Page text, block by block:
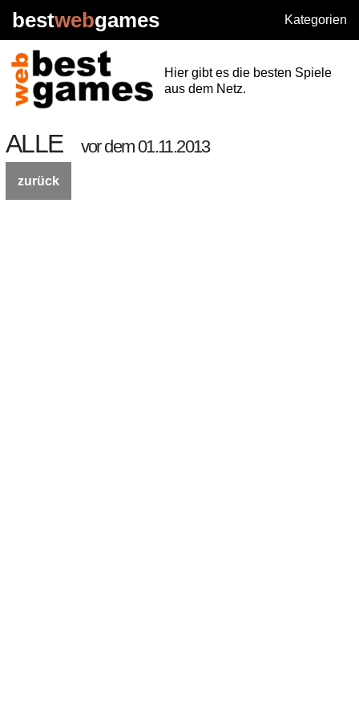
bestwebgames Kategorien
Hier gibt es die besten Spiele
aus dem Netz.
ALLE vor dem 01.11.2013
zurück